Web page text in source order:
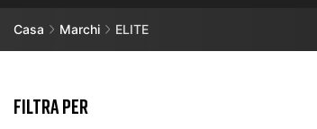
Casa Marchi ELITE
FILTRA PER